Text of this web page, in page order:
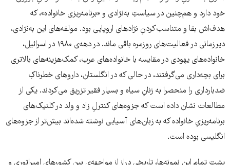
خود دارد و هم‌چنین در سیاستِ به‌نژادی و «برنامه‌ریزی خانواده»، که
هدف‌اش بقا و متناسب‌کردنِ نژادهای اروپایی بود. مولفه‌های این به‌نژادی،
دیرزمانی در فعالیت‌های روزمره باقی ماند. در دهه‌ی ۱۹۸۰ در اسرائیل،
خانواده‌های یهودی در مقایسه با خانواده‌های عرب، کمک‌هزینه‌های بالاتری
برای بچه‌داری می‌گرفتند، در حالی که در انگلستان، داروهای خطرناکِ
ضدبارداری را منحصرا به زنانِ سیاه و بسیار فقیر تزریق می‌کردند. یکی از
مطالعات نشان داده است که جزوه‌های کنترلِ زاد و ولد در کلنیک‌های
برنامه‌ریزیِ خانواده که به زبان‌های آسیایی نوشته شده‌اند بیش‌تر از جزوه‌های
انگلیسی بوده است.
پشتِ تمامِ این نمونه‌ها، تاریخی دراز از مواجهه‌ی بین کشورهای امپراتوری و